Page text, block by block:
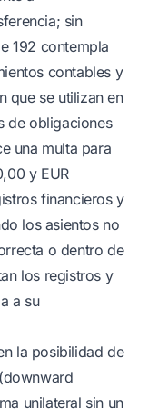
sin
192 contempla
contables y
que se utilizan en
de obligaciones
una multa para
y EUR
financieros y
los asientos no
o dentro de
los registros y
a su
la posibilidad de
unilateral sin un